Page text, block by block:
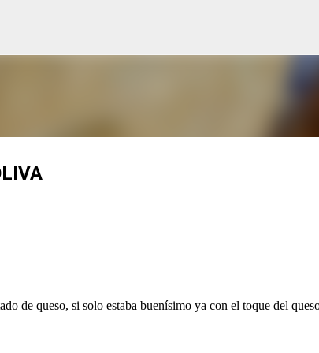
de queso, si solo estaba buenísimo ya con el toque del